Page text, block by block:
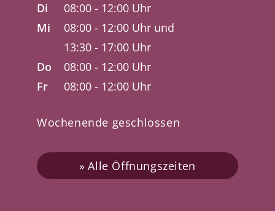
Di
08:00 - 12:00 Uhr
Mi
08:00 - 12:00 Uhr und
13:30 - 17:00 Uhr
Do
08:00 - 12:00 Uhr
Fr
08:00 - 12:00 Uhr
Wochenende geschlossen
Alle Öffnungszeiten